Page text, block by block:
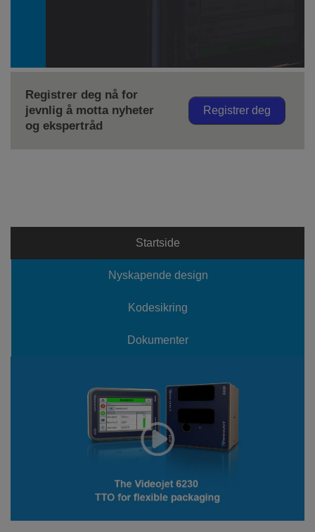
Registrer deg nå for
jevnlig å motta nyheter
og ekspertråd
Registrer deg
Startside
Nyskapende design
Kodesikring
Dokumenter